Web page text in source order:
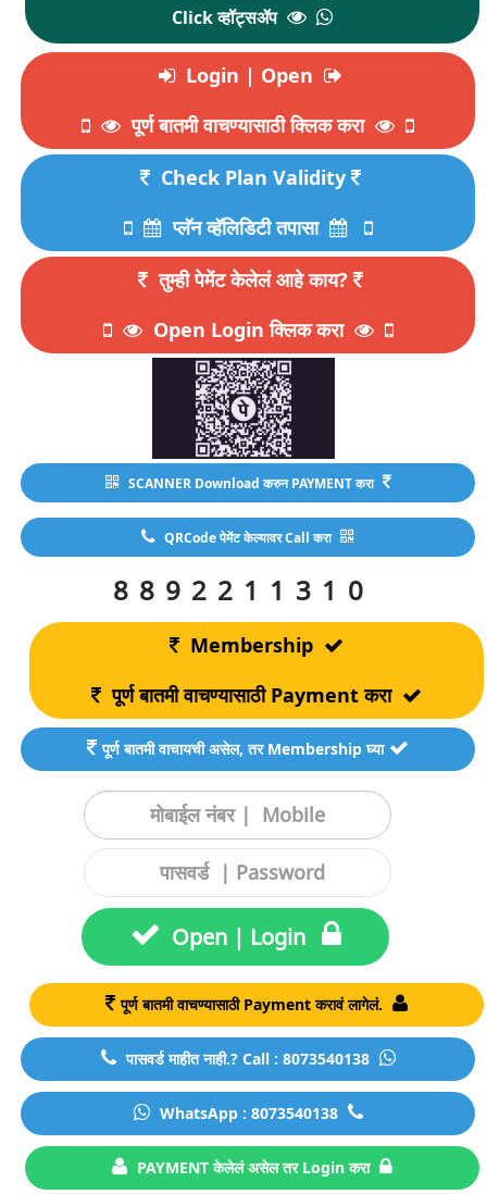
Click व्हॉट्सॲप
Login | Open
पूर्ण बातमी वाचण्यासाठी क्लिक करा
Check Plan Validity
प्लॅन व्हॅलिडिटी तपासा
तुम्ही पेमेंट केलेलं आहे काय?
Open Login क्लिक करा
SCANNER Download करुन PAYMENT करा
QRCode पेमेंट केल्यावर Call करा
8892211310
Membership
पूर्ण बातमी वाचण्यासाठी Payment करा
पूर्ण बातमी वाचायची असेल, तर Membership घ्या
Open | Login
पूर्ण बातमी वाचण्यासाठी Payment करावं लागेलं.
पासवर्ड माहीत नाही.? Call : 8073540138
WhatsApp : 8073540138
PAYMENT केलेलं असेल तर Login करा